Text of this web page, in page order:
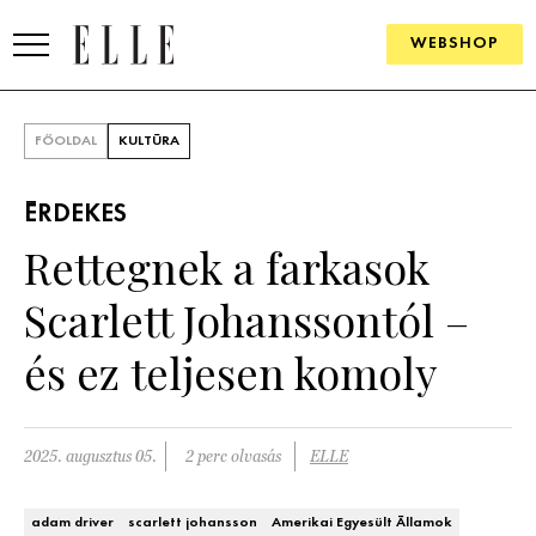
WEBSHOP
SZÉPSÉG
ÉLETMÓD
PÁRKAPCSOLAT
FŐOLDAL KULTÚRA
ÉRDEKES
Rettegnek a farkasok
Scarlett Johanssontól –
és ez teljesen komoly
2025. augusztus 05. 2 perc olvasás ELLE
adam driver scarlett johansson
Amerikai Egyesült Államok